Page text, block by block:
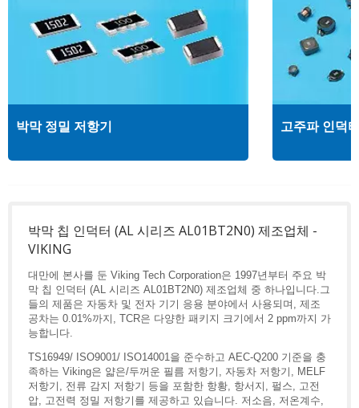
박막 정밀 저항기 고주파 인덕
박막 칩 인덕터 (AL 시리즈 AL01BT2N0) 제조업체 -
VIKING
대만에 본사를 둔 Viking Tech Corporation은 1997년부터 주요 박
막 칩 인덕터 (AL 시리즈 AL01BT2N0) 제조업체 중 하나입니다.그
들의 제품은 자동차 및 전자 기기 응용 분야에서 사용되며, 제조
공차는 0.01%까지, TCR은 다양한 패키지 크기에서 2 ppm까지 가
능합니다.
TS16949/ ISO9001/ ISO14001을 준수하고 AEC-Q200 기준을 충
족하는 Viking은 얇은/두꺼운 필름 저항기, 자동차 저항기, MELF
저항기, 전류 감지 저항기 등을 포함한 항황, 항서지, 펄스, 고전
압, 고전력 정밀 저항기를 제공하고 있습니다. 저소음, 저온계수,